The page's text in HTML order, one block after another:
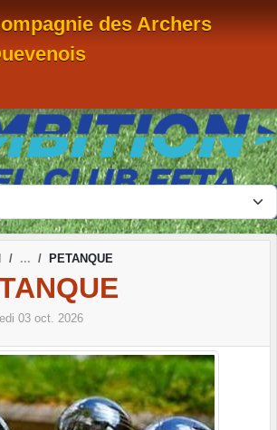
des Archers
PETANQUE
03 oct. 2026
cookies